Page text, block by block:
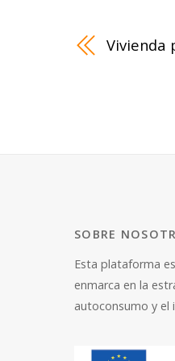
Vivienda
SOBRE
Esta plataforma
enmarca en la
autoconsumo y el